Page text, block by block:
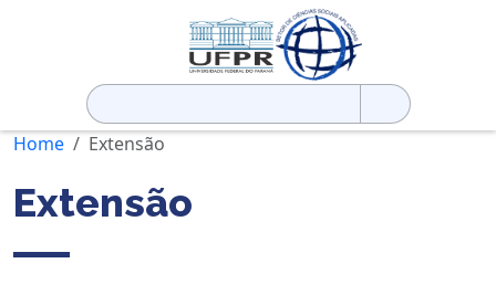
Pesquisar
por:
Home
Extensão
Extensão